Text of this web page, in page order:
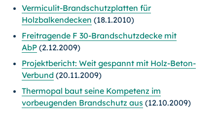
Vermiculit-Brandschutzplatten für
Holzbalkendecken (18.1.2010)
Freitragende F 30-Brandschutzdecke mit
AbP (2.12.2009)
Projektbericht: Weit gespannt mit Holz-Beton-
Verbund (20.11.2009)
Thermopal baut seine Kompetenz im
vorbeugenden Brandschutz aus (12.10.2009)